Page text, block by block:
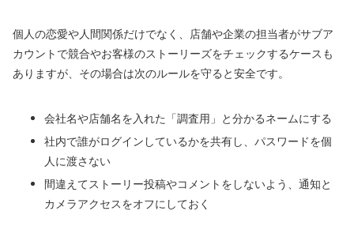
個人の恋愛や人間関係だけでなく、店舗や企業の担当者がサブア
カウントで競合やお客様のストーリーズをチェックするケースも
ありますが、その場合は次のルールを守ると安全です。
会社名や店舗名を入れた「調査用」と分かるネームにする
社内で誰がログインしているかを共有し、パスワードを個
人に渡さない
間違えてストーリー投稿やコメントをしないよう、通知と
カメラアクセスをオフにしておく